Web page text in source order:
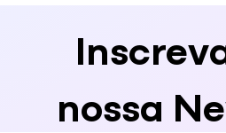
nossa